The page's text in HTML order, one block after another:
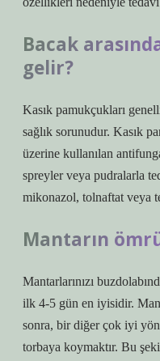
Bacak
gelir?
Kasık pamukçukları
sağlık sorunudur. Kasık
üzerine kullanılan
spreyler veya pudralarla
mikonazol, tolnaftat veya
Mantarın
Mantarlarınızı
ilk 4-5 gün en iyisidir.
sonra, bir diğer çok iyi
torbaya koymaktır. Bu